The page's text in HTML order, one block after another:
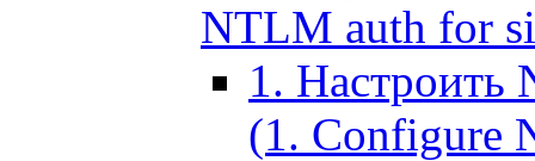
NTLM auth for
1. Настроить
(1. Configure